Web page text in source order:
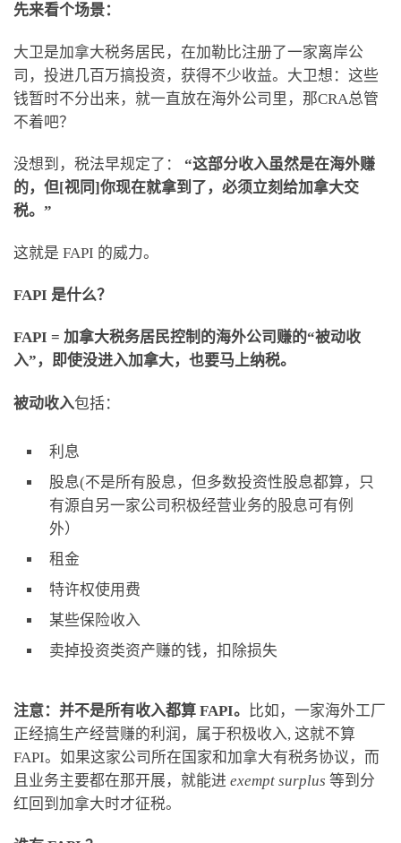
先来看个场景：
大卫是加拿大税务居民，在加勒比注册了一家离岸公
司，投进几百万搞投资，获得不少收益。大卫想：这些
钱暂时不分出来，就一直放在海外公司里，那CRA总管
不着吧？
没想到，税法早规定了： “这部分收入虽然是在海外赚
的，但[视同]你现在就拿到了，必须立刻给加拿大交
税。”
这就是 FAPI 的威力。
FAPI 是什么？
FAPI = 加拿大税务居民控制的海外公司赚的“被动收
入”，即使没进入加拿大，也要马上纳税。
被动收入包括：
利息
股息(不是所有股息，但多数投资性股息都算，只
有源自另一家公司积极经营业务的股息可有例
外）
租金
特许权使用费
某些保险收入
卖掉投资类资产赚的钱，扣除损失
注意：并不是所有收入都算 FAPI。
比如，一家海外工厂
正经搞生产经营赚的利润，属于积极收入, 这就不算
FAPI。如果这家公司所在国家和加拿大有税务协议，而
且业务主要都在那开展，就能进 exempt surplus 等到分
红回到加拿大时才征税。